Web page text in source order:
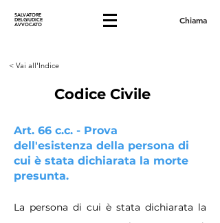
SALVATORE
DELGIUDICE
AVVOCATO Chiama
< Vai all'Indice
Codice Civile
Art. 66 c.c. - Prova
dell'esistenza della persona di
cui è stata dichiarata la morte
presunta.
La persona di cui è stata dichiarata la